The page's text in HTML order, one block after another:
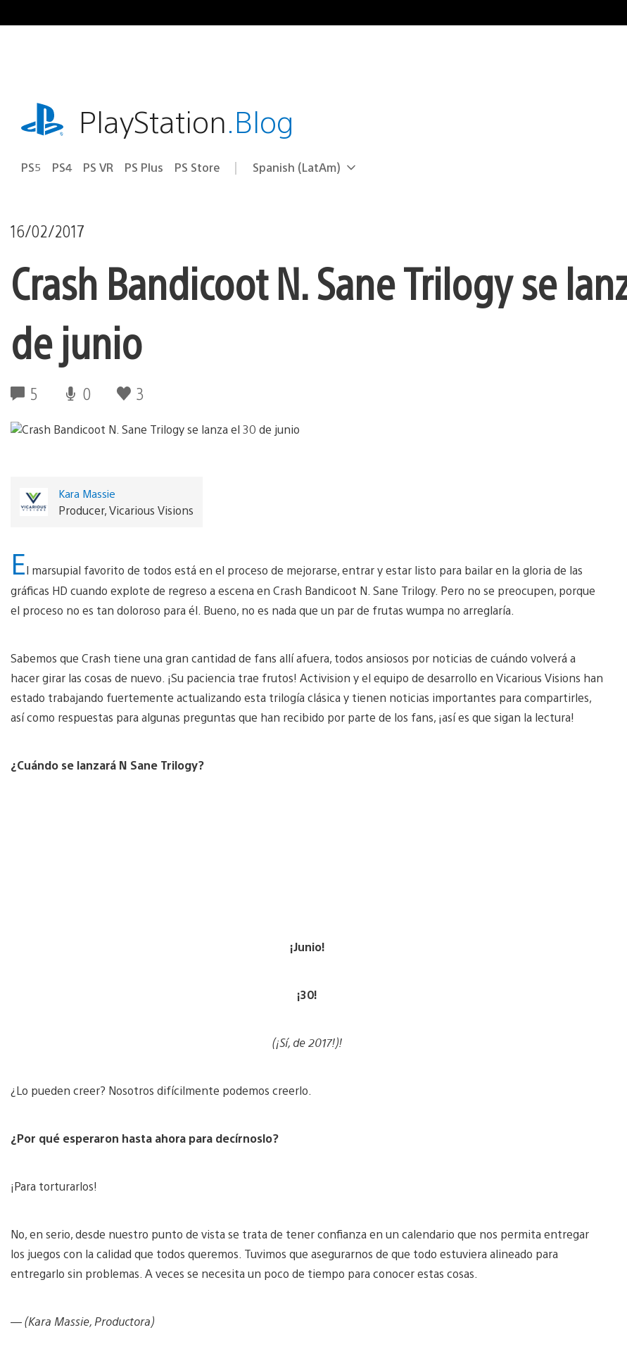
al
playstation.comPlayStation.Blog
PS5 PS4 PS VR PS Plus PS Store Elige
Región
Spanish (LatAm)
16/02/2017
Crash Bandicoot N. Sane Trilogy se
de junio
5 0 3
Kara Massie
Producer, Vicarious Visions
El marsupial favorito de todos está en el proceso de mejorarse, entrar y estar listo para bailar en la gloria de las
gráficas HD cuando explote de regreso a escena en Crash Bandicoot N. Sane Trilogy. Pero no se preocupen, porque
el proceso no es tan doloroso para él. Bueno, no es nada que un par de frutas wumpa no arreglaría.
Sabemos que Crash tiene una gran cantidad de fans allí afuera, todos ansiosos por noticias de cuándo volverá a
hacer girar las cosas de nuevo. ¡Su paciencia trae frutos! Activision y el equipo de desarrollo en Vicarious Visions han
estado trabajando fuertemente actualizando esta trilogía clásica y tienen noticias importantes para compartirles,
así como respuestas para algunas preguntas que han recibido por parte de los fans, ¡así es que sigan la lectura!
¿Cuándo se lanzará N Sane Trilogy?
¡Junio!
¡30!
(¡Sí, de 2017!)!
¿Lo pueden creer? Nosotros difícilmente podemos creerlo.
¿Por qué esperaron hasta ahora para decírnoslo?
¡Para torturarlos!
No, en serio, desde nuestro punto de vista se trata de tener confianza en un calendario que nos permita entregar
los juegos con la calidad que todos queremos. Tuvimos que asegurarnos de que todo estuviera alineado para
entregarlo sin problemas. A veces se necesita un poco de tiempo para conocer estas cosas.
— (Kara Massie, Productora)